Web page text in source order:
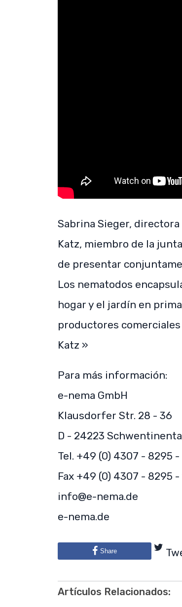
Sabrina Sieger,
Katz, miembro de la
de presentar
Los nematodos
hogar y el jardín en
productores
Katz »
Para más información:
e-nema GmbH
Klausdorfer Str. 28 - 36
D - 24223
Tel. +49 (0) 4307 - 8295 -
Fax +49 (0) 4307 - 8295 -
info@e-nema.de
e-nema.de
Share
Artículos Relacionados: